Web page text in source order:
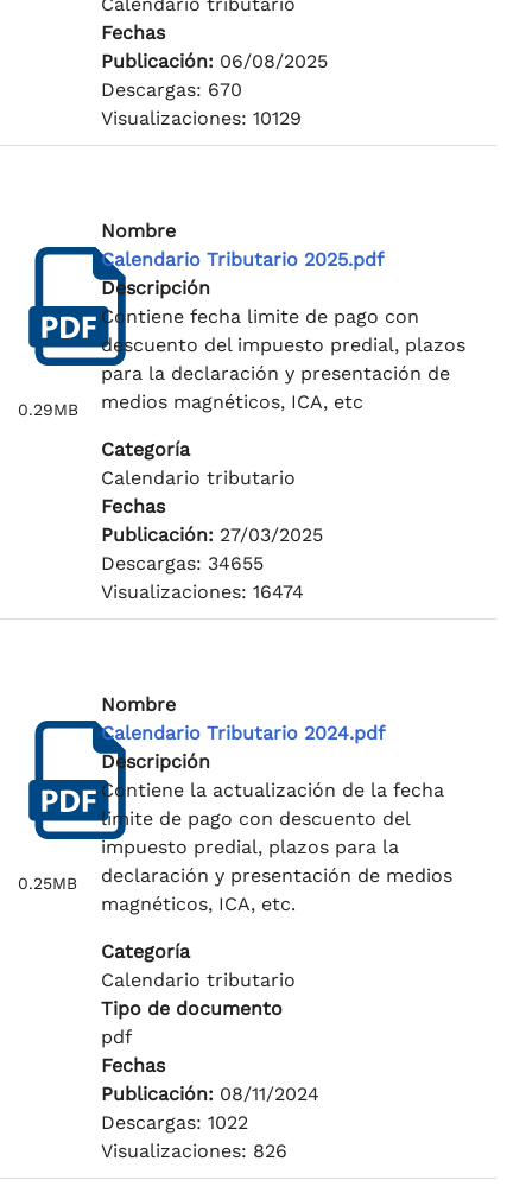
Fechas
Publicación: 06/08/2025
Descargas: 670
Visualizaciones: 10129
0.29MB
Nombre
Calendario Tributario 2025.pdf
Descripción
Contiene fecha limite de pago con
descuento del impuesto predial, plazos
para la declaración y presentación de
medios magnéticos, ICA, etc
Categoría
Calendario tributario
Fechas
Publicación: 27/03/2025
Descargas: 34655
Visualizaciones: 16474
0.25MB
Nombre
Calendario Tributario 2024.pdf
Descripción
Contiene la actualización de la fecha
limite de pago con descuento del
impuesto predial, plazos para la
declaración y presentación de medios
magnéticos, ICA, etc.
Categoría
Calendario tributario
Tipo de documento
pdf
Fechas
Publicación: 08/11/2024
Descargas: 1022
Visualizaciones: 826